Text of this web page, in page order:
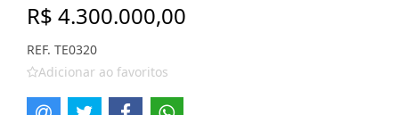
R$ 4.300.000,00
REF. TE0320
Adicionar ao favoritos